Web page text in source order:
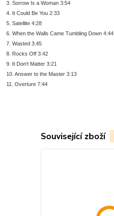
3. Sorrow Is a Woman 3:54
4. It Could Be You 2:33
5. Satellite 4:28
6. When the Walls Came Tumbling Down 4:44
7. Wasted 3:45
8. Rocks Off 3:42
9. It Don't Matter 3:21
10. Answer to the Master 3:13
11. Overture 7:44
Související zboží